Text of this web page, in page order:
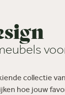
collectie
hoe jouw